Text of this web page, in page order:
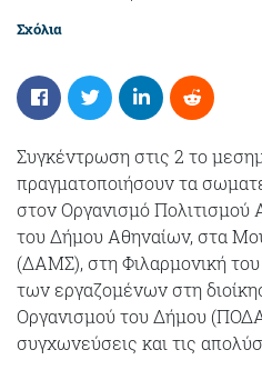
Σχόλια
Συγκέντρωση στις 2 το
πραγματοποιήσουν τα
στον Οργανισμό Πολιτισμού
του Δήμου Αθηναίων, στα
(ΔΑΜΣ), στη Φιλαρμονική
των εργαζομένων στη
Οργανισμού του Δήμου
συγχωνεύσεις και τις